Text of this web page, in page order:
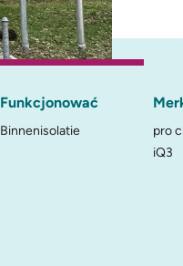
Funkcjonować
Binnenisolatie
pro
iQ3